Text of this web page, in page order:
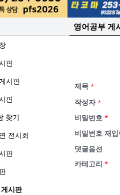
판
시판
판
찾기
전시회
판
시판
영어공부 게
제목 *
작성자 *
비밀번호 *
비밀번호 재입
댓글옵션
카테고리 *